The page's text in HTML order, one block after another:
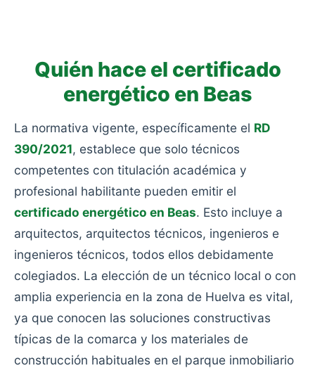
Quién hace el certificado
energético en Beas
La normativa vigente, específicamente el RD
390/2021, establece que solo técnicos
competentes con titulación académica y
profesional habilitante pueden emitir el
certificado energético en Beas. Esto incluye a
arquitectos, arquitectos técnicos, ingenieros e
ingenieros técnicos, todos ellos debidamente
colegiados. La elección de un técnico local o con
amplia experiencia en la zona de Huelva es vital,
ya que conocen las soluciones constructivas
típicas de la comarca y los materiales de
construcción habituales en el parque inmobiliario